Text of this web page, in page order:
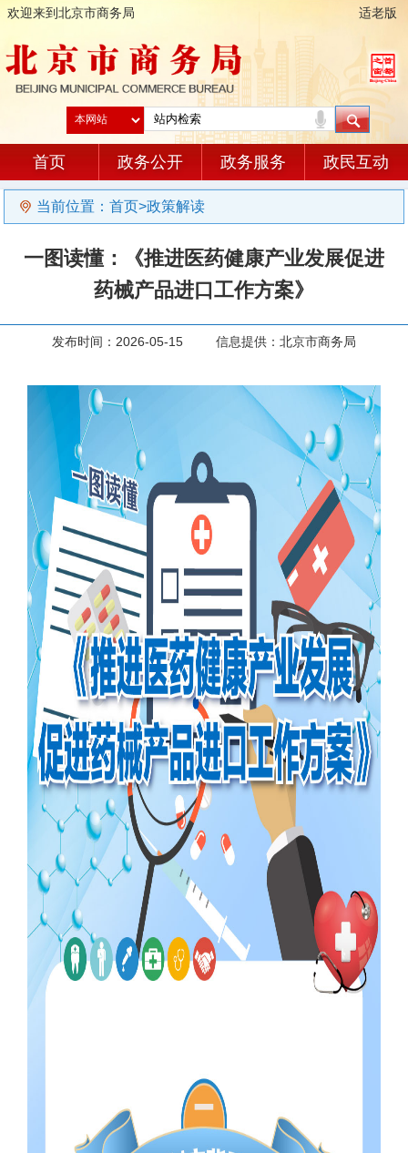
欢迎来到北京市商务局 适老版
首页 政务公开 政务服务 政民互动
当前位置： 首页>政策解读
一图读懂：《推进医药健康产业发展促进
药械产品进口工作方案》
发布时间：2026-05-15 信息提供：北京市商务局